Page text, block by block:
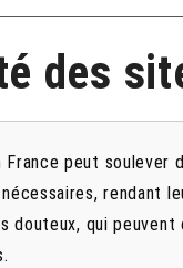
des
peut
rendant
qui